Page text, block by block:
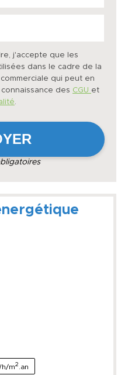
j'accepte que les
dans le cadre de la
qui peut en
des CGU et
.
m2 .an